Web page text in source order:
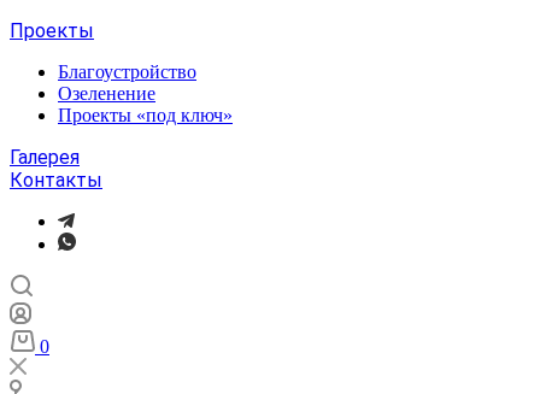
Проекты
Благоустройство
Озеленение
Проекты «под ключ»
Галерея
Контакты
0